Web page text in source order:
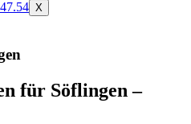
X
für Söflingen –